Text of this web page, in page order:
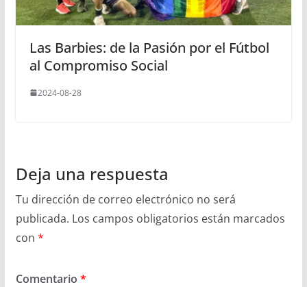
Las Barbies: de la Pasión por el Fútbol
al Compromiso Social
2024-08-28
Deja una respuesta
Tu dirección de correo electrónico no será
publicada. Los campos obligatorios están marcados
con *
Comentario *